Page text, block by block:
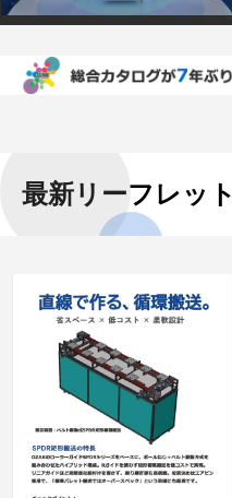
最新リーフレット